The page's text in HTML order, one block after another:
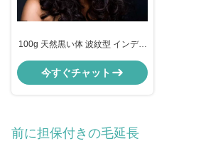
100g 天然黒い体 波紋型 インディ
い 5A
今すぐチャット
前に担保付きの毛延長